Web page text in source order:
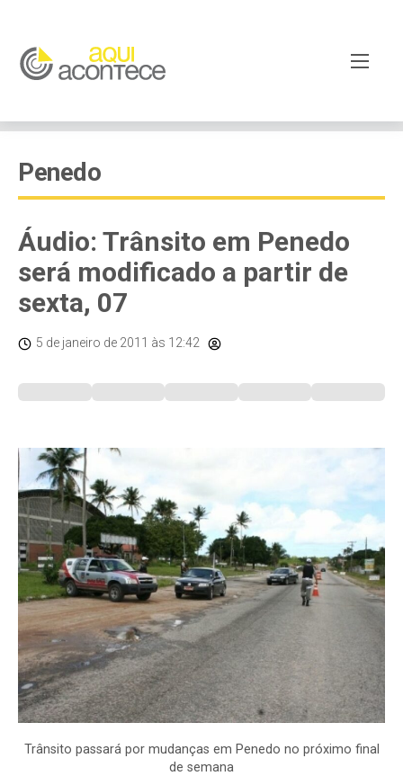
Penedo
Áudio: Trânsito em Penedo
será modificado a partir de
sexta, 07
5 de janeiro de 2011 às 12:42
Trânsito passará por mudanças em Penedo no próximo final
de semana